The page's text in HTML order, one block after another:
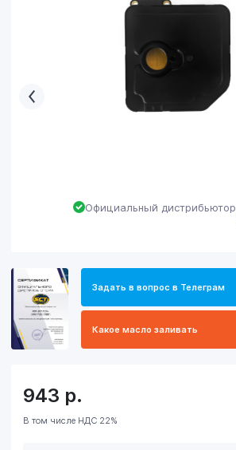
Официальный дистрибьютор
Задать в вопрос в Телеграм
Какое масло заливать
943 р.
В том числе НДС 22%